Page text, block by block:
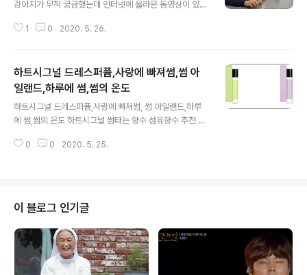
강아지가 무척 궁금했는데 인터넷에 올라온 동영상이 있어
본 정동원 강아지 구리 구봉이를 보는 정동원이 함께 노는
게 구리 구봉 구찌와 노는 동영상 찍어서 올려주시기 바랍
니다. 미스터트롯 정동원을 응원합니다.
1 0 2020. 5. 26.
하트시그널 드레스퍼퓸,사랑에 빠져썸,썸 아
일랜드,하루에 썸,썸의 온도
하트시그널 드레스퍼퓸,사랑에 빠져썸, 썸 아일랜드,하루
에 썸,썸의 온도 하트시그널 썸타는 향수 섬유향수 추천 하
https://coupa.ng/bC1hPU 하트시그널 드레스퍼퓸 사
ps://coupa.ng/bC1jOi 하트시그널 드레스퍼퓸 하루에
썸 150ml COUPANG www.coupang.com https://c
oupa.ng/bC1j3h 하트시그널 드레스퍼퓸 썸의 온도 150
ml COUPANG www.coupang.com
0 0 2020. 5. 25.
이 블로그 인기글